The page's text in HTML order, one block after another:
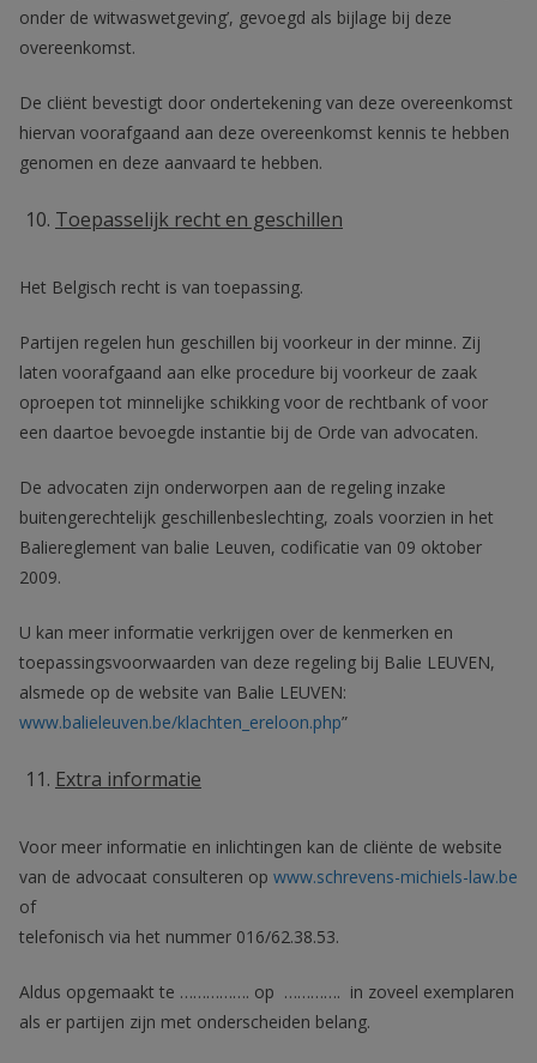
onder de witwaswetgeving’, gevoegd als bijlage bij deze
overeenkomst.
De cliënt bevestigt door ondertekening van deze overeenkomst
hiervan voorafgaand aan deze overeenkomst kennis te hebben
genomen en deze aanvaard te hebben.
Toepasselijk recht en geschillen
Het Belgisch recht is van toepassing.
Partijen regelen hun geschillen bij voorkeur in der minne. Zij
laten voorafgaand aan elke procedure bij voorkeur de zaak
oproepen tot minnelijke schikking voor de rechtbank of voor
een daartoe bevoegde instantie bij de Orde van advocaten.
De advocaten zijn onderworpen aan de regeling inzake
buitengerechtelijk geschillenbeslechting, zoals voorzien in het
Baliereglement van balie Leuven, codificatie van 09 oktober
2009.
U kan meer informatie verkrijgen over de kenmerken en
toepassingsvoorwaarden van deze regeling bij Balie LEUVEN,
alsmede op de website van Balie LEUVEN:
www.balieleuven.be/klachten_ereloon.php”
Extra informatie
Voor meer informatie en inlichtingen kan de cliënte de website
van de advocaat consulteren op www.schrevens-michiels-law.be
of
telefonisch via het nummer 016/62.38.53.
Aldus opgemaakt te ……………. op …………. in zoveel exemplaren
als er partijen zijn met onderscheiden belang.